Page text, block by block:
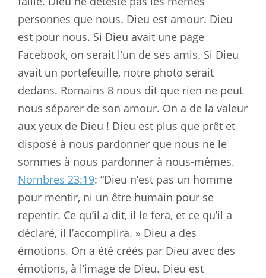
personnes que nous. Dieu est amour. Dieu
est pour nous. Si Dieu avait une page
Facebook, on serait l’un de ses amis. Si Dieu
avait un portefeuille, notre photo serait
dedans. Romains 8 nous dit que rien ne peut
nous séparer de son amour. On a de la valeur
aux yeux de Dieu ! Dieu est plus que prêt et
disposé à nous pardonner que nous ne le
sommes à nous pardonner à nous-mêmes.
Nombres 23:19: “Dieu n’est pas un homme
pour mentir, ni un être humain pour se
repentir. Ce qu’il a dit, il le fera, et ce qu’il a
déclaré, il l’accomplira. » Dieu a des
émotions. On a été créés par Dieu avec des
émotions, à l’image de Dieu. Dieu est